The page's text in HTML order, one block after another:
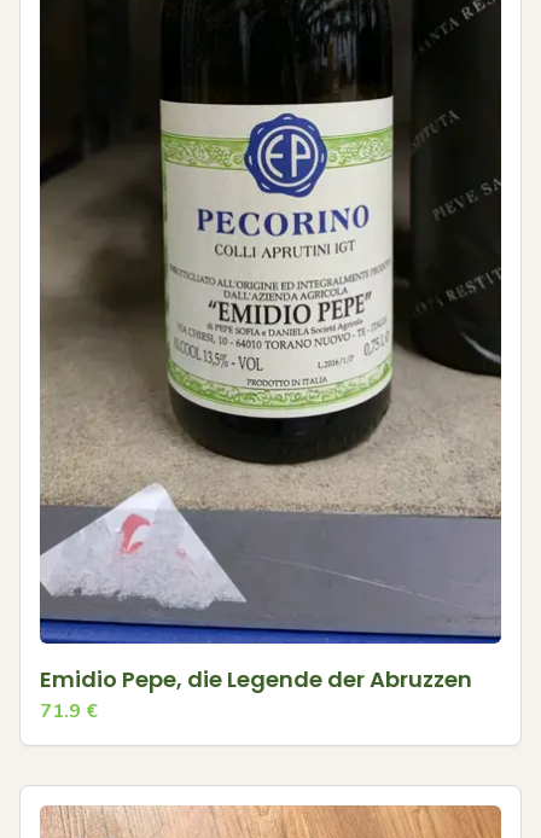
Emidio Pepe, die Legende der Abruzzen
71.9 €